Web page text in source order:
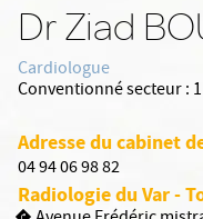
Dr Ziad
Cardiologue
Conventionné secteur : 1
Adresse du cabinet
04 94 06 98 82
Radiologie du Var -